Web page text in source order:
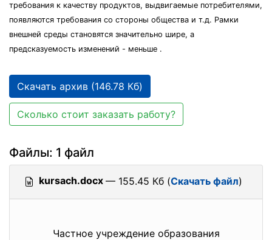
требования к качеству продуктов, выдвигаемые потребителями,
появляются требования со стороны общества и т.д. Рамки
внешней среды становятся значительно шире, а
предсказуемость изменений - меньше .
Скачать архив (146.78 Кб)
Сколько стоит заказать работу?
Файлы: 1 файл
kursach.docx — 155.45 Кб (Скачать файл)
Частное учреждение образования